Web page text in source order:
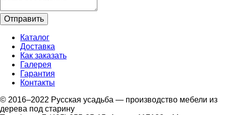
Каталог
Доставка
Как заказать
Галерея
Гарантия
Контакты
© 2016–2022 Русская усадьба — производство мебели из
дерева под старину